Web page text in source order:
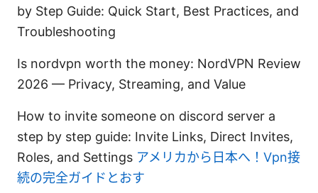
by Step Guide: Quick Start, Best Practices, and
Troubleshooting
Is nordvpn worth the money: NordVPN Review
2026 — Privacy, Streaming, and Value
How to invite someone on discord server a
step by step guide: Invite Links, Direct Invites,
Roles, and Settings アメリカから日本へ！Vpn接
続の完全ガイドとおす